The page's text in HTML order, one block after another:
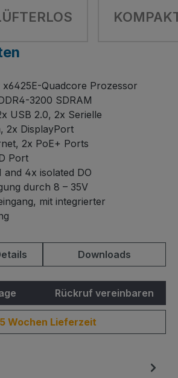
Quadcore Prozessor
3200 SDRAM
USB 2.0, 2x Serielle
2x DisplayPort
2x PoE+ Ports
Port
and 4x isolated DO
durch 8 – 35V
mit integrierter
Downloads
Rückruf vereinbaren
Wochen Lieferzeit